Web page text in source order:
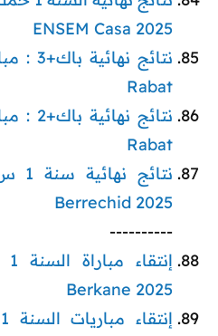
ENSEM Casa 2025
Rabat
Rabat
Berrechid 2025
----------​
Berkane 2025